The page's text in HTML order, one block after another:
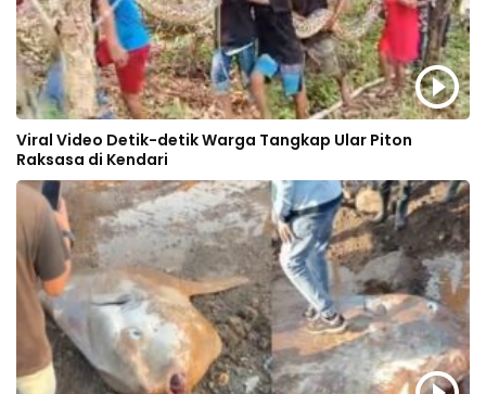
Viral Video Detik-detik Warga Tangkap Ular Piton
Raksasa di Kendari